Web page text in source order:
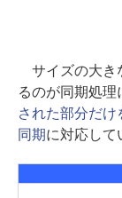
サイズの大き
るのが同期処
された部分だ
同期に対応して